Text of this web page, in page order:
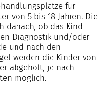
für
von 5 bis 18 Jahren. Die
danach, ob das Kind
Diagnostik und/oder
und nach den
werden die Kinder von
abgeholt, je nach
möglich.